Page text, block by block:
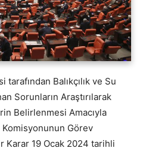
Balıkçılık ve Su
Sorunların Araştırılarak
Belirlenmesi Amacıyla
Komisyonunun Görev
Karar 19 Ocak 2024 tarihli